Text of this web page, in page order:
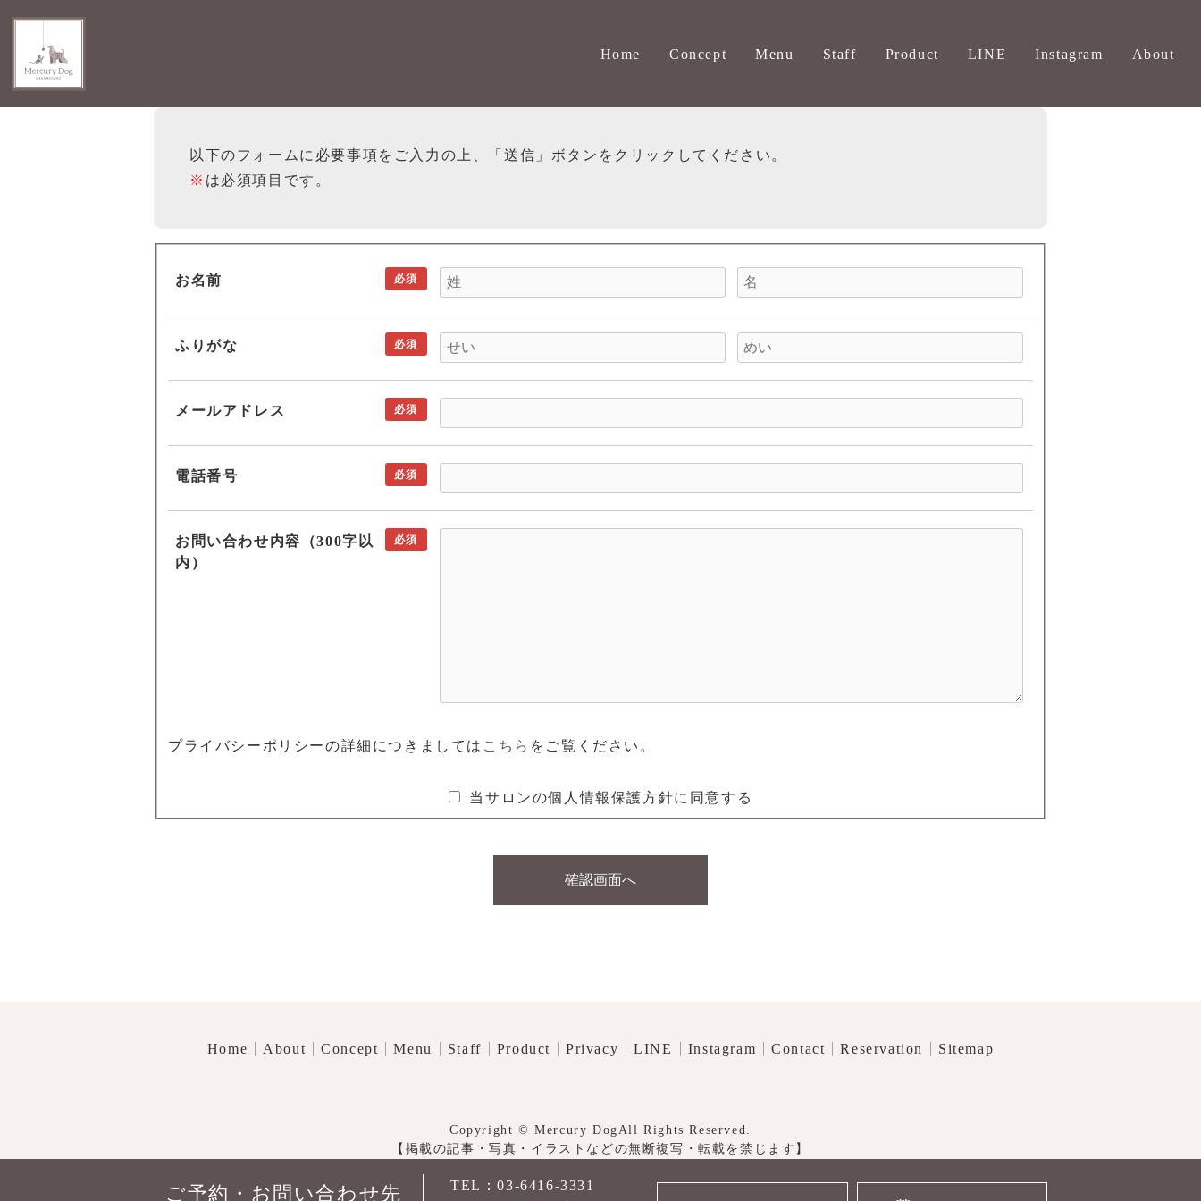
Home Concept Menu Staff Product LINE Instagram About
以下のフォームに必要事項をご入力の上、「送信」ボタンをクリックしてください。
※ は必須項目です。
お名前 必須
ふりがな 必須
メールアドレス 必須
電話番号 必須
お問い合わせ内容（300字以
内）
必須
プライバシーポリシーの詳細につきましては こちら をご覧ください。
当サロンの個人情報保護方針に同意する
確認画面へ
ご予約・お問い合わせ先
TEL：03-6416-3331
Home About Concept Menu Staff Product Privacy LINE Instagram Contact Reservation Sitemap
Copyright © Mercury DogAll Rights Reserved.
【掲載の記事・写真・イラストなどの無断複写・転載を禁じます】